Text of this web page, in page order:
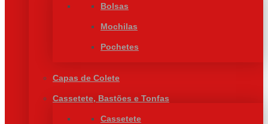
Bolsas
Mochilas
Pochetes
Capas de Colete
Cassetete, Bastões e Tonfas
Cassetete